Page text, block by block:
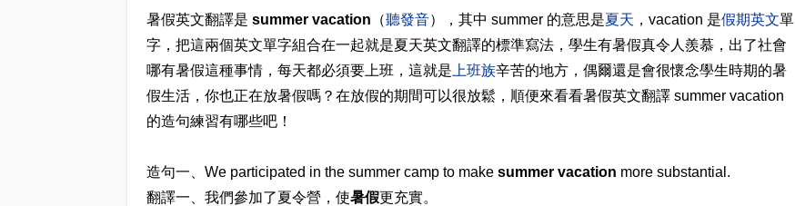
暑假英文翻譯是 summer vacation （聽發音），其中 summer 的意思是夏天 ，vacation 是假期英文單
字，把這兩個英文單字組合在一起就是夏天英文翻譯的標準寫法，學生有暑假真令人羨慕，出了社會
哪有暑假這種事情，每天都必須要上班，這就是 上班族辛苦的地方，偶爾還是會很懷念學生時期的暑
假生活，你也正在放暑假嗎？在放假的期間可以很放鬆，順便來看看暑假英文翻譯 summer vacation
的造句練習有哪些吧！
造句一、We participated in the summer camp to make summer vacation more substantial.
翻譯一、我們參加了夏令營，使暑假更充實。